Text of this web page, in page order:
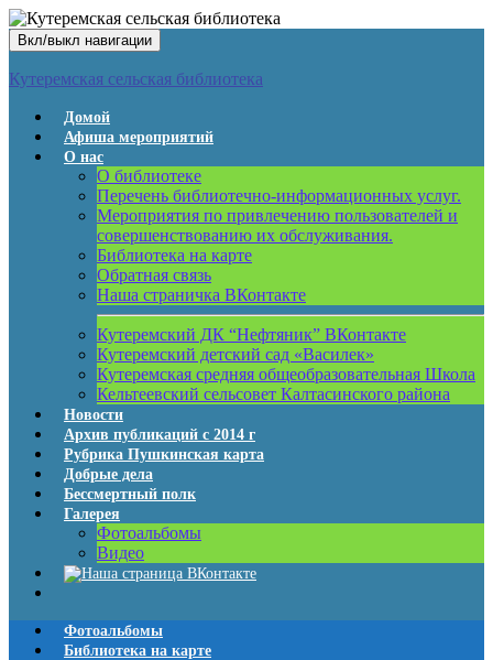
Вкл/выкл навигации
Кутеремская сельская библиотека
Домой
Афиша мероприятий
О нас
О библиотеке
Перечень библиотечно-информационных услуг.
Мероприятия по привлечению пользователей и
совершенствованию их обслуживания.
Библиотека на карте
Обратная связь
Наша страничка ВКонтакте
Кутеремский ДК “Нефтяник” ВКонтакте
Кутеремский детский сад «Василек»
Кутеремская средняя общеобразовательная Школа
Кельтеевский сельсовет Калтасинского района
Новости
Архив публикаций с 2014 г
Рубрика Пушкинская карта
Добрые дела
Бессмертный полк
Галерея
Фотоальбомы
Видео
Фотоальбомы
Библиотека на карте